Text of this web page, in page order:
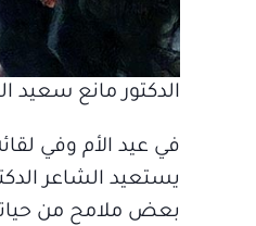
الدكتور مانع سعيد
في عيد الأم وفي
يستعيد الشاعر
بعض ملامح من حياته